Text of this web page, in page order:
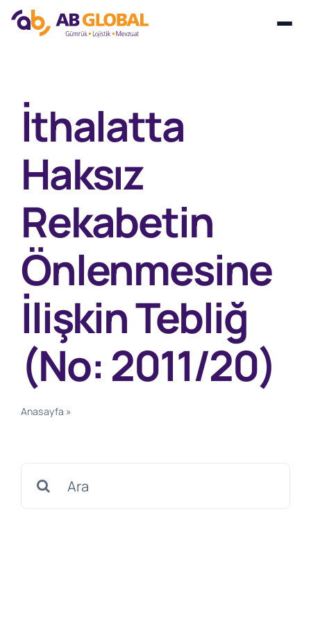
contentİthalatta
Haksız
Rekabetin
Önlenmesine
İlişkin Tebliğ
(No: 2011/20)
Anasayfa »